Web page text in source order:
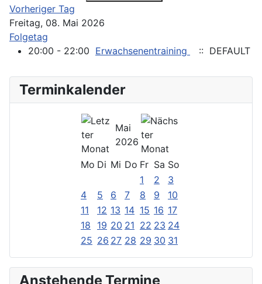
Vorheriger Tag
Freitag, 08. Mai 2026
Folgetag
20:00 - 22:00 Erwachsenentraining :: DEFAULT
Terminkalender
Mai
2026
Mo Di Mi Do Fr Sa So
1
2
3
4
5 6 7 8 9
10
11
12 13 14 15 16 17
18
19 20 21 22 23 24
25 26 27 28 29 30 31
Anstehende Termine